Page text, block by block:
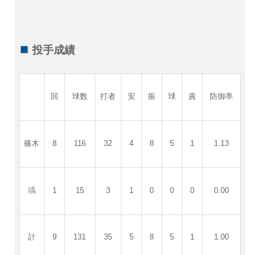
投手成績
回 球数 打者 安 振 球 責 防御率
篠木 8 116 32 4 8 5 1 1.13
塙 1 15 3 1 0 0 0 0.00
計 9 131 35 5 8 5 1 1.00